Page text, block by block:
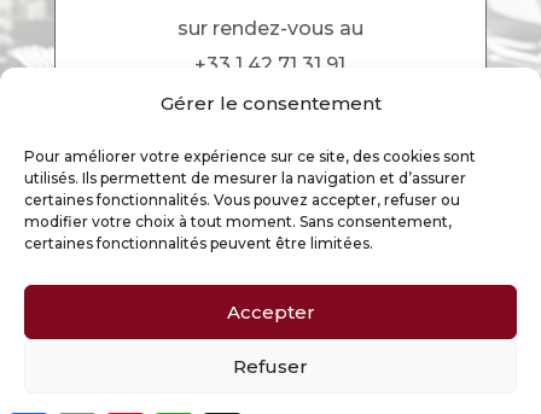
Gérer le consentement
Pour améliorer votre expérience sur ce site, des cookies sont
utilisés. Ils permettent de mesurer la navigation et d’assurer
certaines fonctionnalités. Vous pouvez accepter, refuser ou
modifier votre choix à tout moment. Sans consentement,
certaines fonctionnalités peuvent être limitées.
Accepter
Refuser
sur rendez-vous au
+33 1 42 71 31 91
Ce site est la propriété exclusive de Argenterie
d’Antan, Paris – 2025